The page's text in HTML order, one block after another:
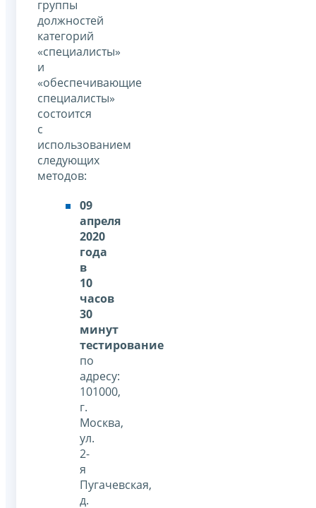
группы
должностей
категорий
«специалисты»
и
«обеспечивающие
специалисты»
состоится
с
использованием
следующих
методов:
09
апреля
2020
года
в
10
часов
30
минут
тестирование
по
адресу:
101000,
г.
Москва,
ул.
2-
я
Пугачевская,
д.